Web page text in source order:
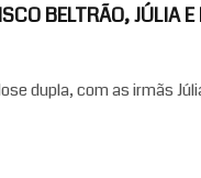
BELTRÃO, JÚLIA
dupla, com as irmãs